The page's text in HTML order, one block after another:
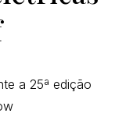
a 25ª edição